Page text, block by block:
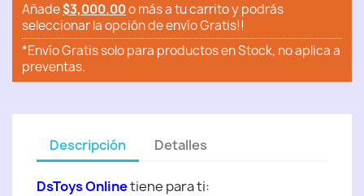
Añade$3,000.00o más a tu carrito y podrás
seleccionar la opción de envío Gratis!!
*Envío Gratis solo para productos en Stock, no aplica a
preventas.
Descripción Detalles
DsToys Onlinetiene para ti: